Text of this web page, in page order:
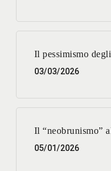
Il pessimismo
03/03/2026
Il “neobrunismo”
05/01/2026